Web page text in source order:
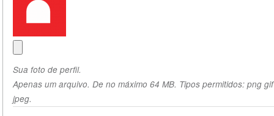
Sua foto de perfil.
Apenas um arquivo. De no máximo 64 MB. Tipos permitidos: png
jpeg.